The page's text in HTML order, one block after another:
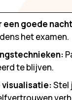
een goede
het examen.
te blijven.
Stel